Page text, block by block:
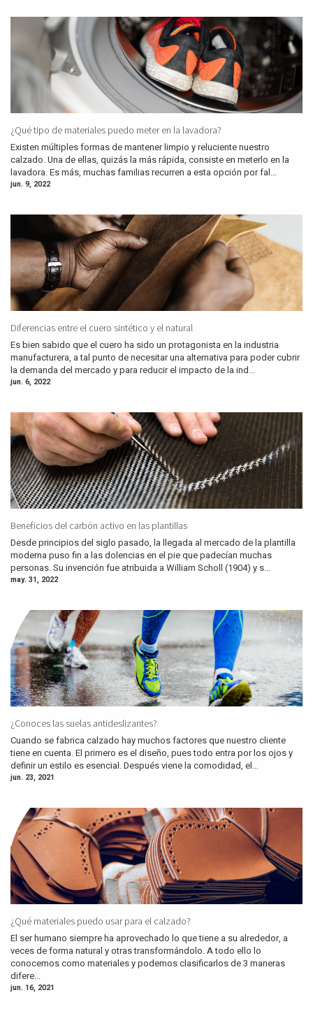
¿Qué tipo de materiales puedo meter en la lavadora?
Existen múltiples formas de mantener limpio y reluciente nuestro
calzado. Una de ellas, quizás la más rápida, consiste en meterlo en la
lavadora. Es más, muchas familias recurren a esta opción por fal...
jun. 9, 2022
Diferencias entre el cuero sintético y el natural
Es bien sabido que el cuero ha sido un protagonista en la industria
manufacturera, a tal punto de necesitar una alternativa para poder cubrir
la demanda del mercado y para reducir el impacto de la ind...
jun. 6, 2022
Beneficios del carbón activo en las plantillas
Desde principios del siglo pasado, la llegada al mercado de la plantilla
moderna puso fin a las dolencias en el pie que padecían muchas
personas. Su invención fue atribuida a William Scholl (1904) y s...
may. 31, 2022
¿Conoces las suelas antideslizantes?
Cuando se fabrica calzado hay muchos factores que nuestro cliente
tiene en cuenta. El primero es el diseño, pues todo entra por los ojos y
definir un estilo es esencial. Después viene la comodidad, el...
jun. 23, 2021
¿Qué materiales puedo usar para el calzado?
El ser humano siempre ha aprovechado lo que tiene a su alrededor, a
veces de forma natural y otras transformándolo. A todo ello lo
conocemos como materiales y podemos clasificarlos de 3 maneras
difere...
jun. 16, 2021